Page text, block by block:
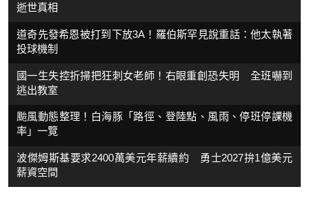
逝世真相
道奇先發希恩被打到下放3A！羅伯斯罕見說重話：他太執著
投球機制
國一生失控折掃把狂刺女老師！右眼重創恐失明 全班嚇到
逃出教室
颱風動態整理！白海豚「路徑、登陸點、風雨、停班停課機
率」一覽
波傑姆斯基要求2400萬美元年薪續約 勇士2027拚1億美元
薪資空間